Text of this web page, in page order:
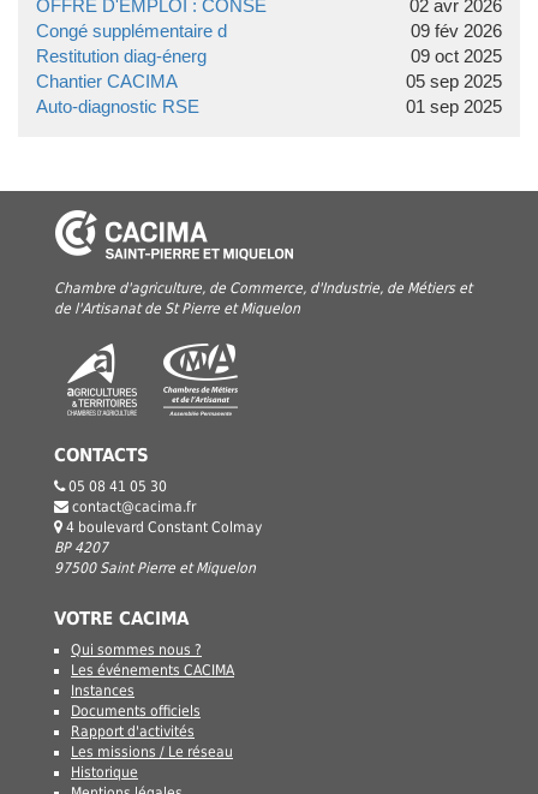
OFFRE D'EMPLOI : CONSE
02 avr 2026
Congé supplémentaire d
09 fév 2026
Restitution diag-énerg
09 oct 2025
Chantier CACIMA
05 sep 2025
Auto-diagnostic RSE
01 sep 2025
Chambre d'agriculture, de Commerce, d'Industrie, de Métiers et
de l'Artisanat de St Pierre et Miquelon
CONTACTS
05 08 41 05 30
contact@cacima.fr
4 boulevard Constant Colmay
BP 4207
97500 Saint Pierre et Miquelon
VOTRE CACIMA
Qui sommes nous ?
Les événements CACIMA
Instances
Documents officiels
Rapport d'activités
Les missions / Le réseau
Historique